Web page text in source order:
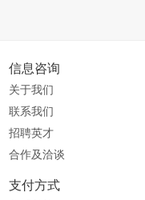
信息咨询
关于我们
联系我们
招聘英才
合作及洽谈
支付方式